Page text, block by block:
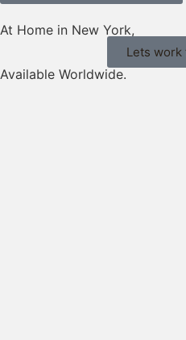
At Home in New York,
Lets
Available Worldwide.